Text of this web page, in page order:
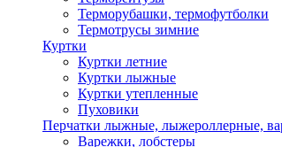
Терморубашки, термофутболки
Термотрусы зимние
Куртки
Куртки летние
Куртки лыжные
Куртки утепленные
Пуховики
Перчатки лыжные, лыжероллерные,
Варежки, лобстеры